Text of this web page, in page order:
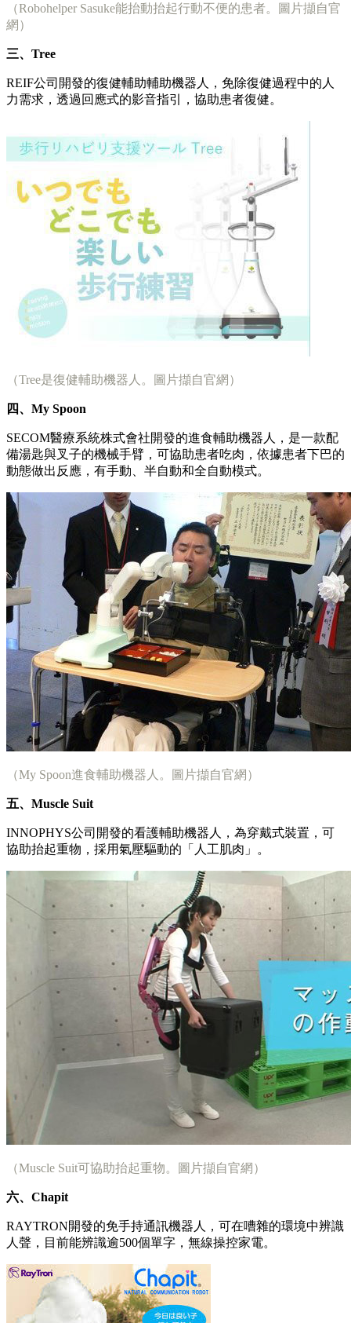
（Robohelper Sasuke能抬動抬起行動不便的患者。圖片擷自官
網）
三、Tree
REIF公司開發的復健輔助輔助機器人，免除復健過程中的人
力需求，透過回應式的影音指引，協助患者復健。
（Tree是復健輔助機器人。圖片擷自官網）
四、My Spoon
SECOM醫療系統株式會社開發的進食輔助機器人，是一款配
備湯匙與叉子的機械手臂，可協助患者吃肉，依據患者下巴的
動態做出反應，有手動、半自動和全自動模式。
（My Spoon進食輔助機器人。圖片擷自官網）
五、Muscle Suit
INNOPHYS公司開發的看護輔助機器人，為穿戴式裝置，可
協助抬起重物，採用氣壓驅動的「人工肌肉」。
（Muscle Suit可協助抬起重物。圖片擷自官網）
六、Chapit
RAYTRON開發的免手持通訊機器人，可在嘈雜的環境中辨識
人聲，目前能辨識逾500個單字，無線操控家電。